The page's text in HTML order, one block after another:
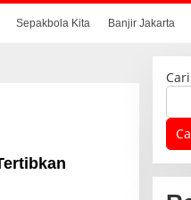
Sepakbola Kita Banjir Jakarta
Cari